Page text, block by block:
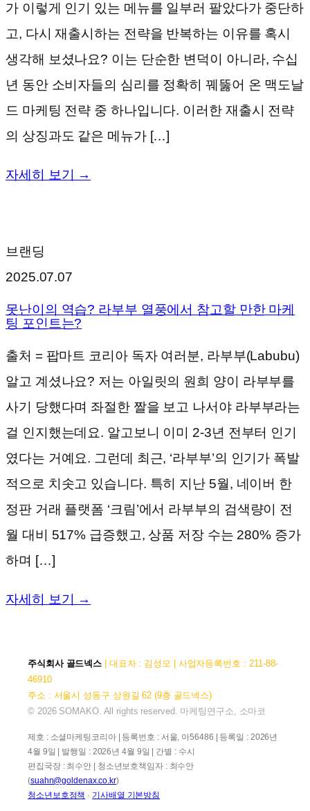
가 이렇게 인기 있는 메뉴를 일부러 팔았다가 중단하
고, 다시 재출시하는 전략을 반복하는 이유를 혹시
생각해 보셨나요? 이는 단순한 변덕이 아니라, 수십
년 동안 소비자들의 심리를 정확히 꿰뚫어 온 맥도날
드 마케팅 전략 중 하나입니다. 이러한 재출시 전략
의 상징과도 같은 메뉴가 […]
자세히 보기 →
브랜딩
2025.07.07
못난이의 역습? 라부부 열풍에서 참고할 만한 마케
팅 포인트는?
출처 = 팝마트 코리아 독자 여러분, 라부부(Labubu)
알고 계셨나요? 저는 아일릿의 원희 양이 라부부를
사기 당했다며 좌절한 짤을 보고 나서야 라부부라는
걸 인지했는데요. 알고보니 이미 2-3년 전부터 인기
였다는 거예요. 그런데 최근, ‘라부부’의 인기가 폭발
적으로 치솟고 있습니다. 특히 지난 5월, 네이버 한
정판 거래 플랫폼 ‘크림’에서 라부부의 검색량이 전
월 대비 517% 급증했고, 상품 저장 수는 280% 증가
하며 […]
자세히 보기 →
주식회사 골드넥스 | 대표자 : 김성모 | 사업자등록번호 : 211-88-
46910
주소 : 서울시 성동구 상원길 62 (9층 골드넥스)
© 2026 SOMAKO. All rights reserved. 마케팅연구소, 소마코
제호 : 소셜마케팅코리아 | 등록번호 : 서울, 아56486 | 등록일 : 2026년
4월 9일 | 발행일 : 2026년 4월 9일 | 간별 : 수시
편집국장 : 최수안 | 청소년보호책임자 : 최수안
(suahn@goldenax.co.kr)
청소년보호정책 · 기사배열 기본방침